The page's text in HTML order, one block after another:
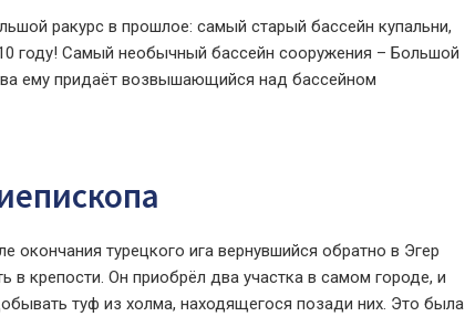
ракурс в прошлое: самый старый бассейн купальни,
году! Самый необычный бассейн сооружения – Большой
ему придаёт возвышающийся над бассейном
окончания турецкого ига вернувшийся обратно в Эгер
крепости. Он приобрёл два участка в самом городе, и
туф из холма, находящегося позади них. Это была